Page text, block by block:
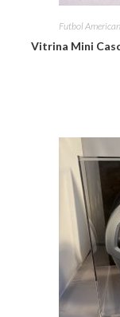
Futbol
Vitrina Mini